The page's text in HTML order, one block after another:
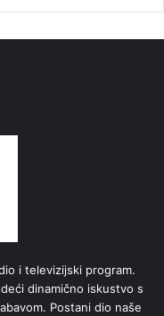
i televizijski program.
dinamično iskustvo s
Postani dio naše